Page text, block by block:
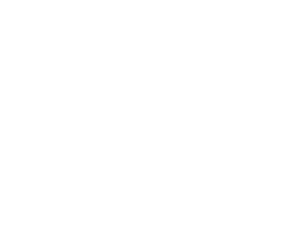
备，意外导致了多元宇宙的世界末